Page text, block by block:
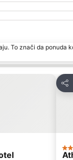
To znači da ponuda
Deli
3